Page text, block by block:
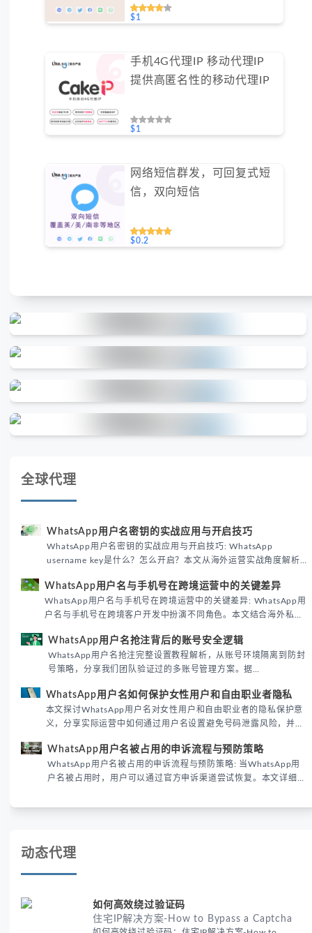
免费测试）
$1
手机4G代理IP 移动代理IP
提供高匿名性的移动代理IP
$1
网络短信群发，可回复式短
信，双向短信
$0.2
全球代理
WhatsApp用户名密钥的实战应用与开启技巧
WhatsApp用户名密钥的实战应用与开启技巧: WhatsApp
username key是什么？怎么开启？本文从海外运营实战角度解析
境团队高效触达目标客户。
WhatsApp用户名与手机号在跨境运营中的关键差异
WhatsApp用户名与手机号在跨境运营中的关键差异: WhatsApp用
户名与手机号在跨境客户开发中扮演不同角色。本文结合海外私域
际差异，帮助团队优化WhatsApp营销策略。
WhatsApp用户名抢注背后的账号安全逻辑
WhatsApp用户名抢注完整设置教程解析，从账号环境隔离到防封
号策略，分享我们团队验证过的多账号管理方案。据
性直接影响转化率。
WhatsApp用户名如何保护女性用户和自由职业者隐私
本文探讨WhatsApp用户名对女性用户和自由职业者的隐私保护意
义，分享实际运营中如何通过用户名设置避免号码泄露风险，并提
已成为全球数字沟通的首要考量。
WhatsApp用户名被占用的申诉流程与预防策略
WhatsApp用户名被占用的申诉流程与预防策略: 当WhatsApp用
户名被占用时，用户可以通过官方申诉渠道尝试恢复。本文详细解
账号安全。
动态代理
如何高效绕过验证码
住宅IP解决方案-How to Bypass a Captcha